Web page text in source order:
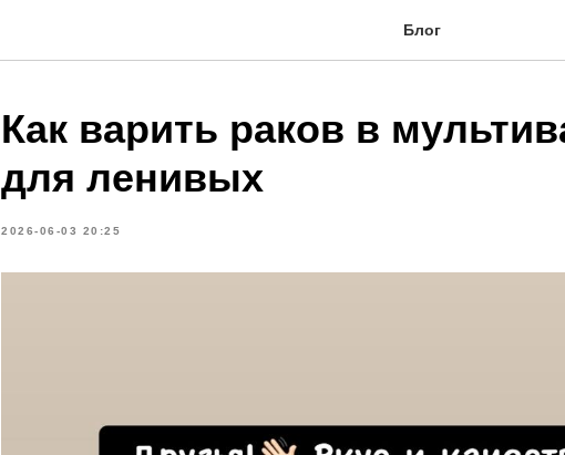
Блог
Как варить раков в
для ленивых
2026-06-03 20:25